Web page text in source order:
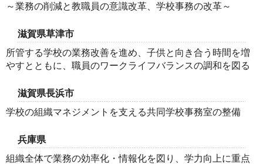
～業務の削減と教職員の意識改革、学校事務の改革～
滋賀県草津市
所管する学校の業務改善を進め、子供と向き合う時間を増
やすとともに、職員のワークライフバランスの調和を図る
滋賀県長浜市
学校の組織マネジメントを支える共同学校事務室の整備
兵庫県
組織全体で業務の効率化・情報化を図り、学力向上に重点